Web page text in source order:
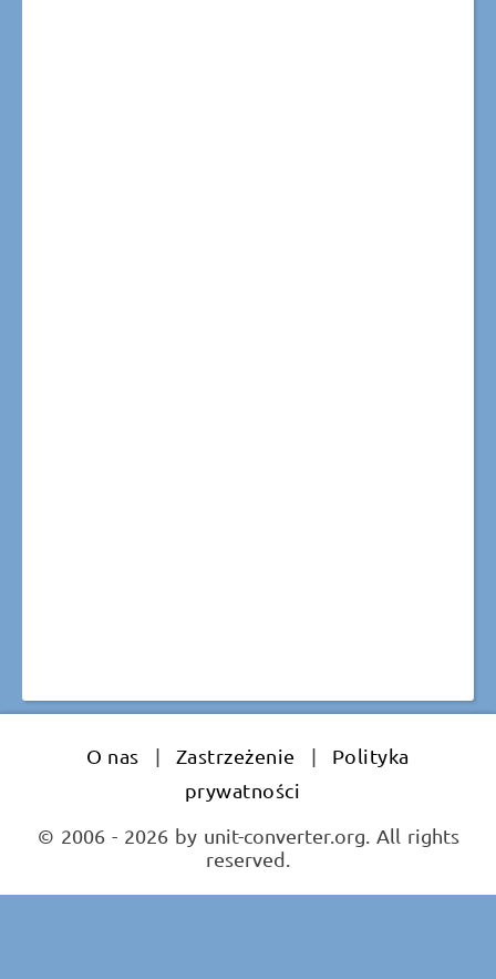
O nas | Zastrzeżenie |
Polityka
prywatności
© 2006 - 2026 by unit-converter.org. All rights
reserved.